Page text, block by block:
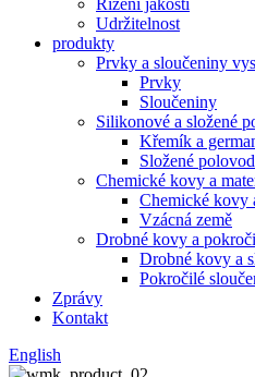
Řízení jakosti
Udržitelnost
produkty
Prvky a sloučeniny
Prvky
Sloučeniny
Silikonové a složené
Křemík a
Složené
Chemické kovy a
Chemické kovy
Vzácná země
Drobné kovy a
Drobné kovy a
Pokročilé
Zprávy
Kontakt
English